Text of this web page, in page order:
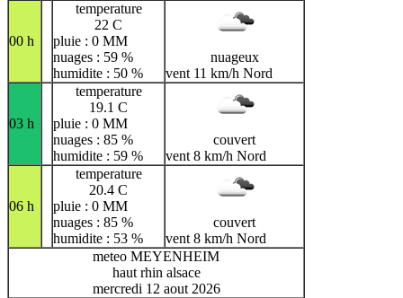
00 h
temperature
22 C
pluie : 0 MM
nuages : 59 %
humidite : 50 %
nuageux
vent 11 km/h Nord
03 h
temperature
19.1 C
pluie : 0 MM
nuages : 85 %
humidite : 59 %
couvert
vent 8 km/h Nord
06 h
temperature
20.4 C
pluie : 0 MM
nuages : 85 %
humidite : 53 %
couvert
vent 8 km/h Nord
meteo MEYENHEIM
haut rhin alsace
mercredi 12 aout 2026